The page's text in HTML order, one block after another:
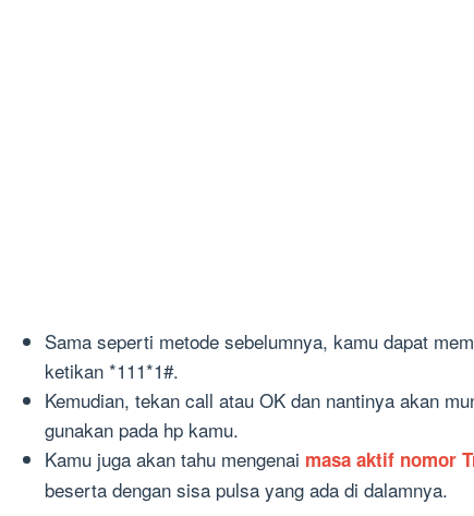
Sama seperti metode sebelumnya, kamu dapat
ketikan *111*1#.
Kemudian, tekan call atau OK dan nantinya akan
gunakan pada hp kamu.
Kamu juga akan tahu mengenai masa aktif nomor
beserta dengan sisa pulsa yang ada di dalamnya.